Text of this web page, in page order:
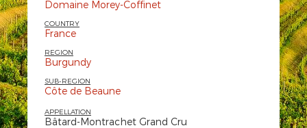
Domaine Morey-Coffinet
COUNTRY
France
REGION
Burgundy
SUB-REGION
Côte de Beaune
APPELLATION
Bâtard-Montrachet Grand Cru